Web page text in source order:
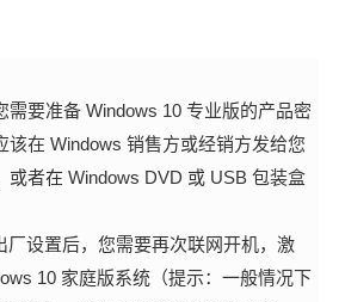
需要准备 Windows 10 专业版的产品密
该在 Windows 销售方或经销方发给您
或者在 Windows DVD 或 USB 包装盒
厂设置后，您需要再次联网开机，激
10 家庭版系统（提示：一般情况下